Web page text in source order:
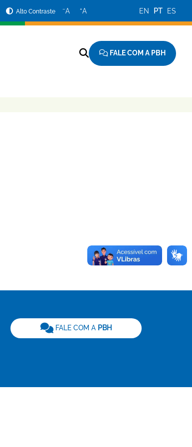
Alto Contraste −A +A EN PT ES
FALE COM A PBH
FALE COM A PBH